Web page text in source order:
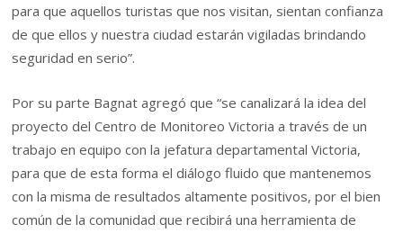
para que aquellos turistas que nos visitan, sientan confianza
de que ellos y nuestra ciudad estarán vigiladas brindando
seguridad en serio”.
Por su parte Bagnat agregó que “se canalizará la idea del
proyecto del Centro de Monitoreo Victoria a través de un
trabajo en equipo con la jefatura departamental Victoria,
para que de esta forma el diálogo fluido que mantenemos
con la misma de resultados altamente positivos, por el bien
común de la comunidad que recibirá una herramienta de